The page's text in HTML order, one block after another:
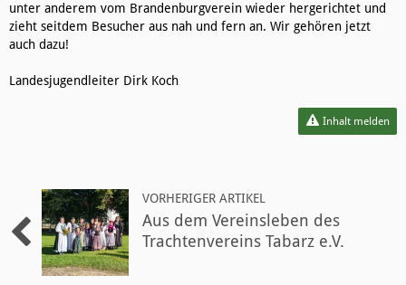
unter anderem vom Brandenburgverein wieder hergerichtet und
zieht seitdem Besucher aus nah und fern an. Wir gehören jetzt
auch dazu!
Landesjugendleiter Dirk Koch
Inhalt melden
VORHERIGER ARTIKEL
Aus dem Vereinsleben des
Trachtenvereins Tabarz e.V.